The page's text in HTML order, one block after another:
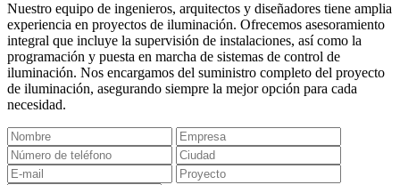
Nuestro equipo de ingenieros, arquitectos y diseñadores tiene amplia
experiencia en proyectos de iluminación. Ofrecemos asesoramiento
integral que incluye la supervisión de instalaciones, así como la
programación y puesta en marcha de sistemas de control de
iluminación. Nos encargamos del suministro completo del proyecto
de iluminación, asegurando siempre la mejor opción para cada
necesidad.